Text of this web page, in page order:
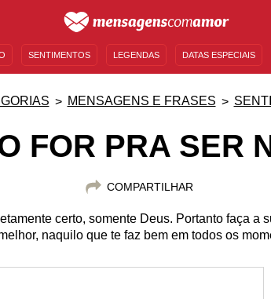
SENTIMENTOS LEGENDAS DATAS ESPECIAIS
MENSAGENS E FRASES
FOR PRA SER
COMPARTILHAR
certo, somente Deus. Portanto faça a
naquilo que te faz bem em todos os